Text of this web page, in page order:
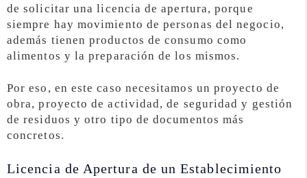
de solicitar una licencia de apertura, porque
siempre hay movimiento de personas del negocio,
además tienen productos de consumo como
alimentos y la preparación de los mismos.
Por eso, en este caso necesitamos un proyecto de
obra, proyecto de actividad, de seguridad y gestión
de residuos y otro tipo de documentos más
concretos.
Licencia de Apertura de un Establecimiento